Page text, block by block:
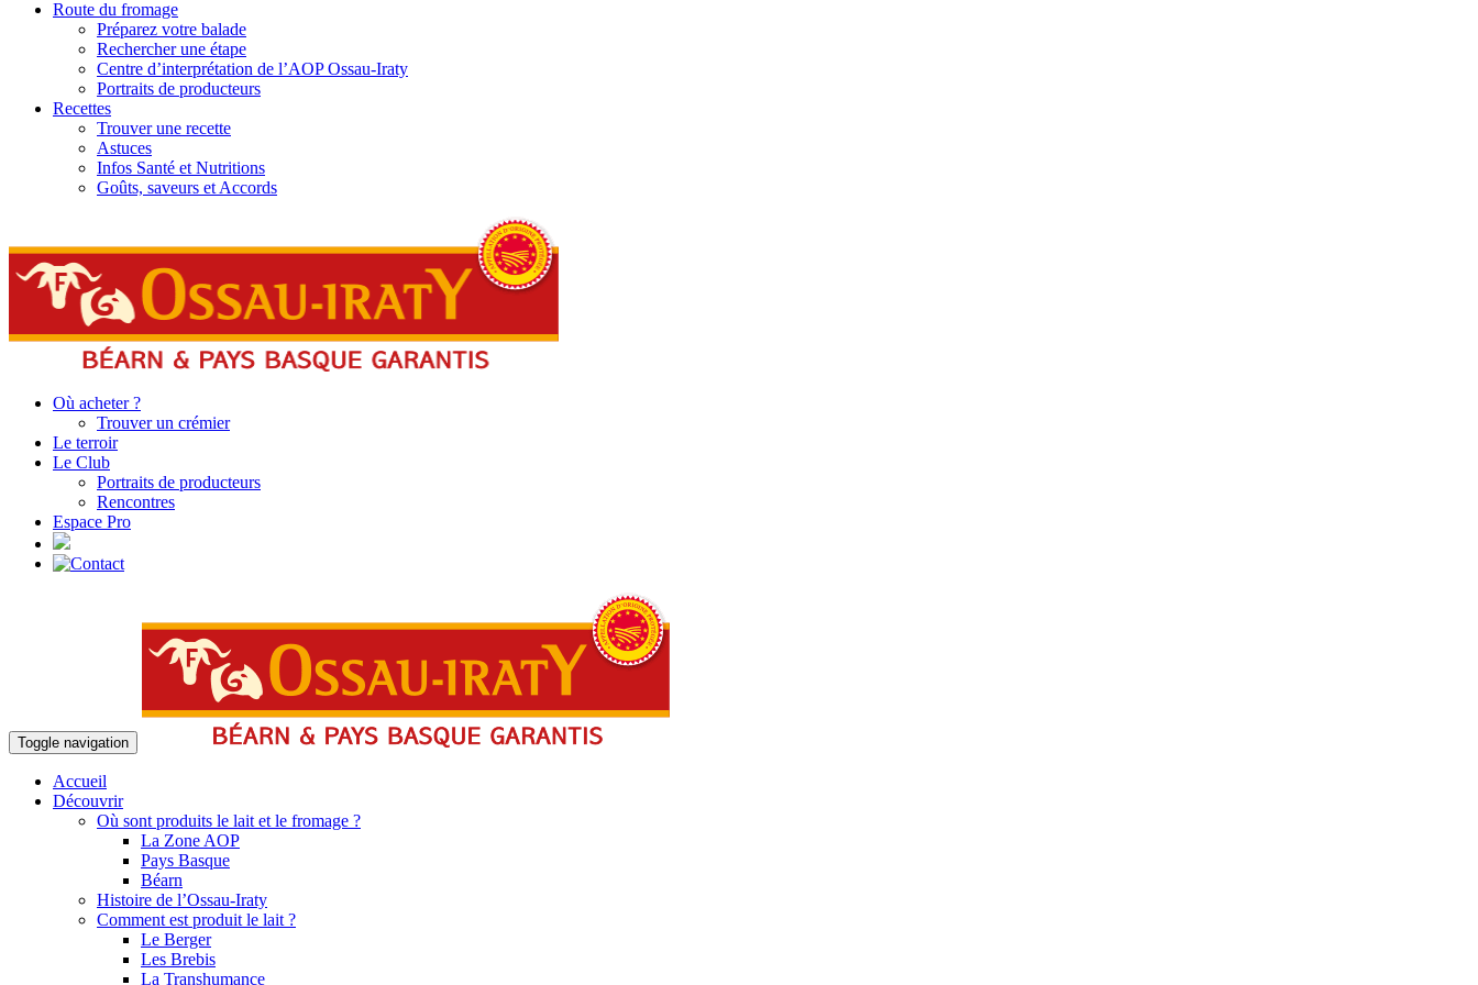
Route du fromage
Préparez votre balade
Rechercher une étape
Centre d’interprétation de l’AOP Ossau-Iraty
Portraits de producteurs
Recettes
Trouver une recette
Astuces
Infos Santé et Nutritions
Goûts, saveurs et Accords
Où acheter ?
Trouver un crémier
Le terroir
Le Club
Portraits de producteurs
Rencontres
Espace Pro
Toggle navigation
Accueil
Découvrir
Où sont produits le lait et le fromage ?
La Zone AOP
Pays Basque
Béarn
Histoire de l’Ossau-Iraty
Comment est produit le lait ?
Le Berger
Les Brebis
La Transhumance